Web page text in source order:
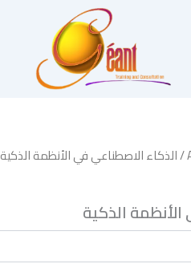
/ الذكاء الاصطناعي في الأنظمة الذكية
الذكية